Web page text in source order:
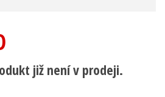
již není v prodeji.